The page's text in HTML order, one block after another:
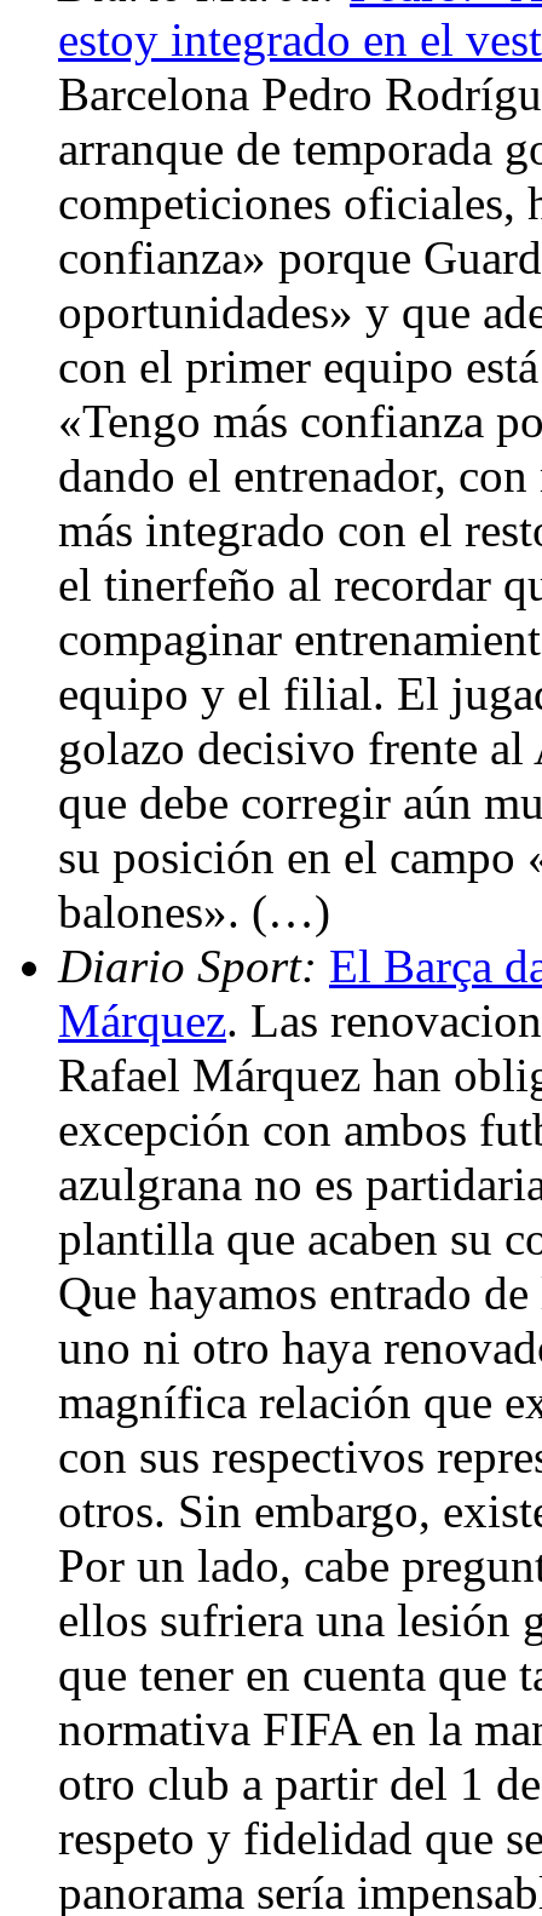
estoy integrado en el
Barcelona Pedro
arranque de temporada
competiciones oficiales,
confianza» porque
oportunidades» y que
con el primer equipo
«Tengo más confianza
dando el entrenador,
más integrado con el
el tinerfeño al recordar
compaginar
equipo y el filial. El
golazo decisivo frente
que debe corregir aún
su posición en el campo
balones». (…)
Diario Sport: El Barça
Márquez. Las
Rafael Márquez han
excepción con ambos
azulgrana no es
plantilla que acaben su
Que hayamos entrado
uno ni otro haya
magnífica relación que
con sus respectivos
otros. Sin embargo,
Por un lado, cabe
ellos sufriera una lesión
que tener en cuenta que
normativa FIFA en la
otro club a partir del 1
respeto y fidelidad que
panorama sería